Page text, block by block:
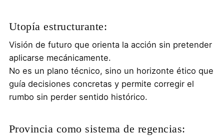
Utopía estructurante:
Visión de futuro que orienta la acción sin pretender
aplicarse mecánicamente.
No es un plano técnico, sino un horizonte ético que
guía decisiones concretas y permite corregir el
rumbo sin perder sentido histórico.
Provincia como sistema de regencias: